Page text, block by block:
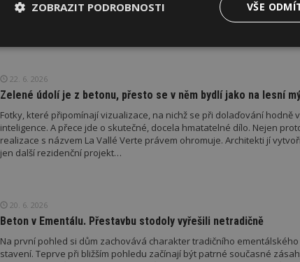
poslední rok zhoršila, více než polovina respondentů ji považuje za
procent se zlepšila. Zhoršení dopravy do práce oproti loňsku…
22. 6. 2026
Zelené údolí je z betonu, přesto se v něm bydlí jako na lesní
Fotky, které připomínají vizualizace, na nichž se při dolaďování hodně
inteligence. A přece jde o skutečné, docela hmatatelné dílo. Nejen
realizace s názvem La Vallé Verte právem ohromuje. Architekti jí
jen další rezidenční projekt…
20. 6. 2026
Beton v Ementálu. Přestavbu stodoly vyřešili netradičně
Na první pohled si dům zachovává charakter tradičního
stavení. Teprve při bližším pohledu začínají být patrné současné
VŠE
ZOBRAZIT PODROBNOSTI
Nezbytně
Výkonové
Soubory cílení
Nezbytně nutné soubory
Název
Provider/
Doména
Vyprší
_hjIncludedInPageviewSample
Hotjar Ltd
www.estav.cz
minuty
Tento
Hotjar o